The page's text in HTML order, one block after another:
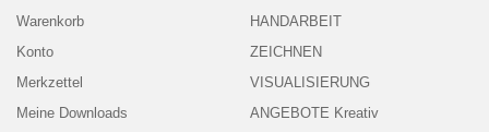
Warenkorb
Konto
Merkzettel
Meine Downloads
HANDARBEIT
ZEICHNEN
VISUALISIERUNG
ANGEBOTE Kreativ